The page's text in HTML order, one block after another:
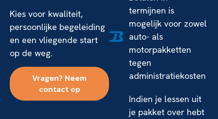
Kies voor kwaliteit,
persoonlijke begeleiding
en een vliegende start
op de weg.
Vragen? Neem
contact op
termijnen is
mogelijk voor zowel
auto- als
motorpakketten
tegen
administratiekosten
Indien je lessen uit
je pakket over hebt